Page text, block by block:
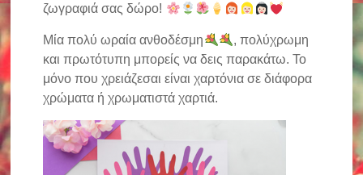
ζωγραφιά σας δώρο!
Μία πολύ ωραία ανθοδέσμη
, πολύχρωμη
και πρωτότυπη μπορείς να δεις παρακάτω. Το
μόνο που χρειάζεσαι είναι χαρτόνια σε διάφορα
χρώματα ή χρωματιστά χαρτιά.